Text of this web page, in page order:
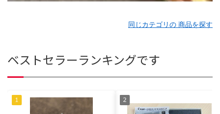
同じカテゴリの 商品を探す
ベストセラーランキングです